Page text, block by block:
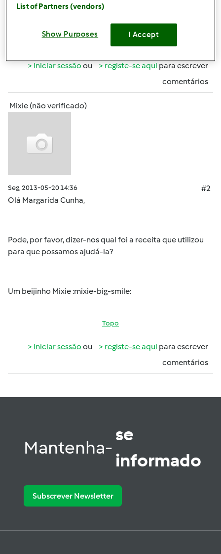
feitas nao ficaram estaladiçasnao sei o ke se passou
Iniciar sessão ou registe-se aqui para escrever
comentários
Mixie (não verificado)
Seg, 2013-05-20 14:36
#2
Olá Margarida Cunha,
Pode, por favor, dizer-nos qual foi a receita que utilizou
para que possamos ajudá-la?
Um beijinho Mixie :mixie-big-smile:
Topo
Iniciar sessão ou registe-se aqui para escrever
comentários
Mantenha-
se
informado
Subscrever Newsletter
List of Partners (vendors)
Show Purposes I Accept